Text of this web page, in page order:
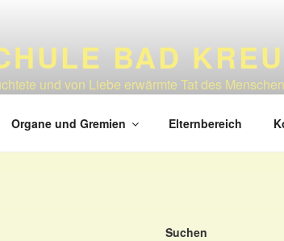
BAD
und von Liebe erwärmte Tat des
Organe und Gremien Elternbereich
Suchen